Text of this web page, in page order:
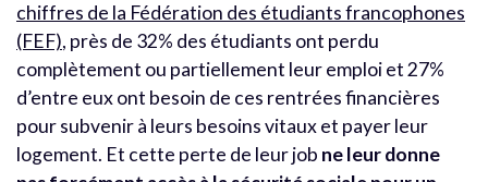
chiffres de la Fédération des étudiants francophones
(FEF), près de 32% des étudiants ont perdu
complètement ou partiellement leur emploi et 27%
d’entre eux ont besoin de ces rentrées financières
pour subvenir à leurs besoins vitaux et payer leur
logement. Et cette perte de leur job ne leur donne